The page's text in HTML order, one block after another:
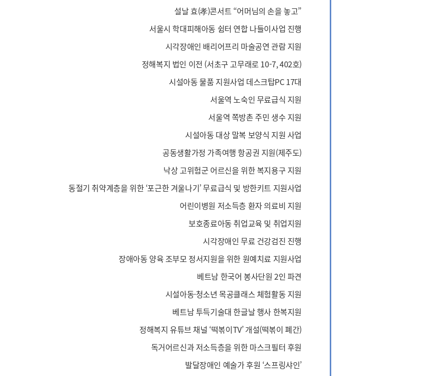
설날 효(孝)콘서트 “어머님의 손을 놓고”
서울시 학대피해아동 쉼터 연합 나들이사업 진행
시각장애인 배리어프리 마술공연 관람 지원
정해복지 법인 이전 (서초구 고무래로 10-7, 402호)
시설아동 물품 지원사업 데스크탑PC 17대
서울역 노숙인 무료급식 지원
서울역 쪽방촌 주민 생수 지원
시설아동 대상 말복 보양식 지원 사업
공동생활가정 가족여행 항공권 지원(제주도)
낙상 고위험군 어르신을 위한 복지용구 지원
동절기 취약계층을 위한 ‘포근한 겨울나기’ 무료급식 및 방한키트 지원사업
어린이병원 저소득층 환자 의료비 지원
보호종료아동 취업교육 및 취업지원
시각장애인 무료 건강검진 진행
장애아동 양육 조부모 정서지원을 위한 원예치료 지원사업
베트남 한국어 봉사단원 2인 파견
시설아동·청소년 목공클래스 체험활동 지원
베트남 투득기술대 한글날 행사 한복지원
정해복지 유튜브 채널 ‘떡볶이TV’ 개설(떡볶이 폐간)
독거어르신과 저소득층을 위한 마스크필터 후원
발달장애인 예술가 후원 ‘스프링샤인’